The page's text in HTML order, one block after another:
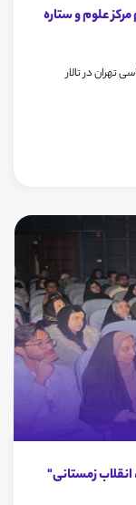
مرکز علوم و ستاره
تهران در تالار
زمستانی"